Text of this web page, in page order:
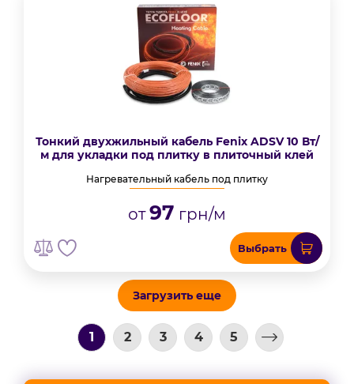
Тонкий двухжильный кабель Fenix ADSV 10 Вт/
м для укладки под плитку в плиточный клей
Нагревательный кабель под плитку
от97 грн/м
Выбрать
Загрузить еще
1 2 3 4 5